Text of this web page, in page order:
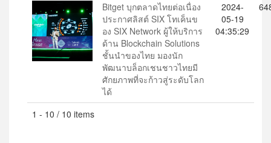
Bitget บุกตลาดไทยต่อเนื่อง
ประกาศลิสต์ SIX โทเค็นข
อง SIX Network ผู้ให้บริการ
ด้าน Blockchain Solutions
ชั้นนำของไทย มองนัก
พัฒนาบล็อกเชนชาวไทยมี
ศักยภาพที่จะก้าวสู่ระดับโลก
ได้
2024-
05-19
04:35:29
1 - 10 / 10 items